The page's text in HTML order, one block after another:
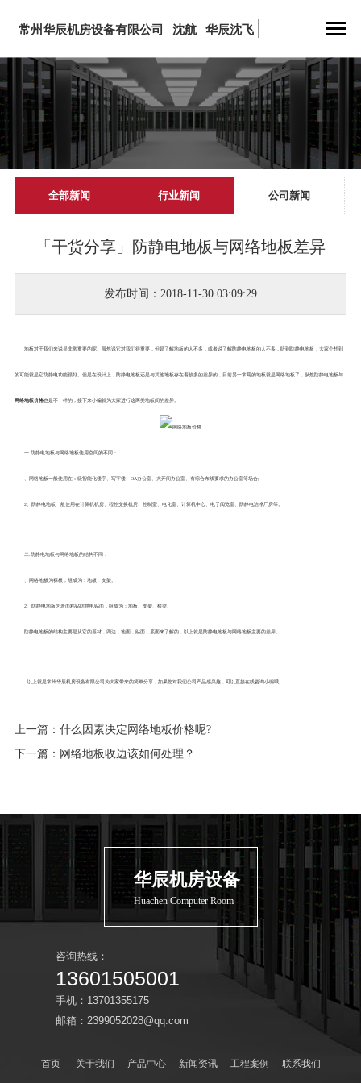
常州华辰机房设备有限公司 沈航 华辰沈飞
全部新闻 行业新闻 公司新闻
「干货分享」防静电地板与网络地板差异
发布时间：2018-11-30 03:09:29
地板对于我们来说是非常重要的呢。虽然说它对我们很重要，但是了解地板的人不多，或者说了解防静电地板的人不多，听到防静电地板，大家个想到
的可能就是它防静电功能很好。但是在设计上，防静电地板还是与其他地板存在着较多的差异的，目前另一常用的地板就是网络地板了，纵然防静电地板与
网络地板价格也是不一样的，接下来小编就为大家进行这两类地板间的差异。
一.防静电地板与网络地板使用空间的不同：
、网络地板一般使用在：级智能化楼宇、写字楼、OA办公室、大开间办公室、有综合布线要求的办公室等场合;
2、防静电地板一般使用在计算机机房、程控交换机房、控制室、电化室、计算机中心、电子阅览室、防静电洁净厂房等。
二.防静电地板与网络地板的结构不同：
、网络地板为裸板，组成为：地板、支架。
2、防静电地板为表面粘贴防静电贴面，组成为：地板、支架、横梁。
防静电地板的结构主要是从它的基材，四边，地面，贴面，底面来了解的，以上就是防静电地板与网络地板主要的差异。
以上就是常州华辰机房设备有限公司为大家带来的简单分享，如果您对我们公司产品感兴趣，可以直接在线咨询小编哦。
上一篇： 什么因素决定网络地板价格呢?
下一篇： 网络地板收边该如何处理？
华辰机房设备
Huachen Computer Room
咨询热线：
13601505001
手机：13701355175
邮箱：2399052028@qq.com
首页 关于我们 产品中心 新闻资讯 工程案例 联系我们